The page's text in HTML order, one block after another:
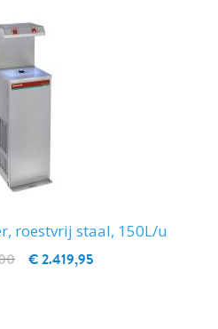
roestvrij staal, 150L/u
€ 2.419,95